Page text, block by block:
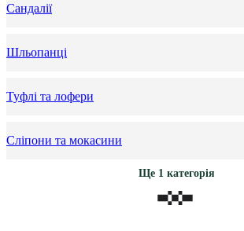
Сандалії
Шльопанці
Туфлі та лофери
Сліпони та мокасини
Ще 1 категорія